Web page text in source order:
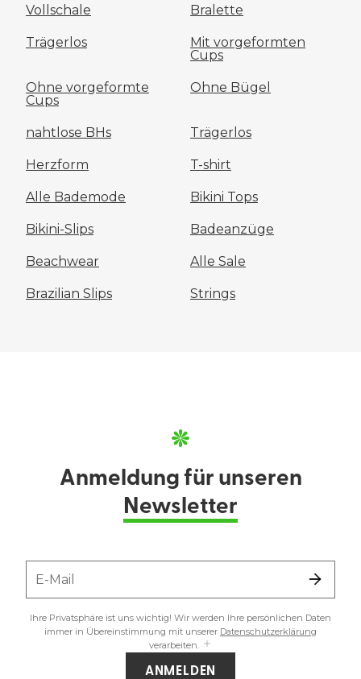
Vollschale Bralette
Trägerlos
Mit vorgeformten
Cups
Ohne vorgeformte
Cups
Ohne Bügel
nahtlose BHs Trägerlos
Herzform T-shirt
Alle Bademode Bikini Tops
Bikini-Slips Badeanzüge
Beachwear Alle Sale
Brazilian Slips Strings
Anmeldung für unseren
Newsletter
E-Mail
Ihre Privatsphäre ist uns wichtig! Wir werden Ihre persönlichen Daten
immer in Übereinstimmung mit unserer Datenschutzerklärung
verarbeiten.
ANMELDEN